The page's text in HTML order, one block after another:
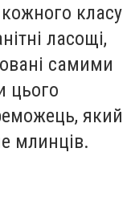
класу
ласощі,
самими
цього
який
млинців.